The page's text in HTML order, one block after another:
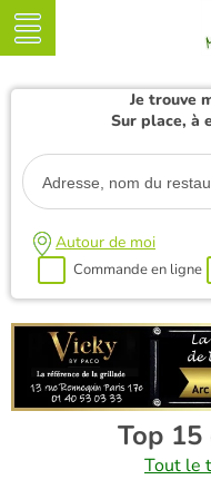
Je trouve
Sur place, à
Autour de moi
Commande en ligne
Top 15
Tout le